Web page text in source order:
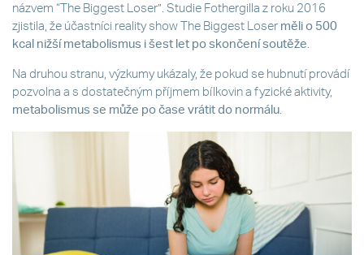
názvem “The Biggest Loser”. Studie Fothergilla z roku 2016
zjistila, že účastníci reality show The Biggest Loser měli o 500
kcal nižší metabolismus i šest let po skončení soutěže
Na druhou stranu, výzkumy ukázaly, že pokud se hubnutí provádí
pozvolna a s dostatečným příjmem bílkovin a fyzické aktivity,
metabolismus se může po čase vrátit do normálu